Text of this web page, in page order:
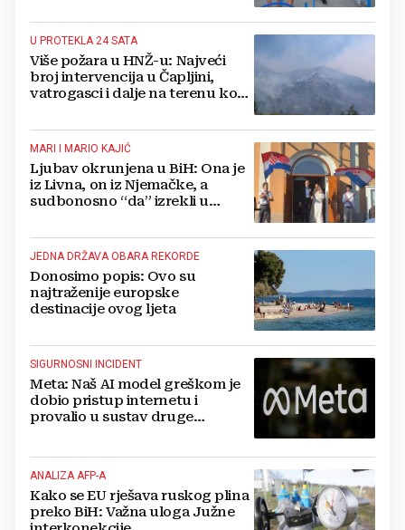
U PROTEKLA 24 SATA
Više požara u HNŽ-u: Najveći
broj intervencija u Čapljini,
vatrogasci i dalje na terenu kod
MARI I MARIO KAJIĆ
Ljubav okrunjena u BiH: Ona je
iz Livna, on iz Njemačke, a
sudbonosno “da” izrekli u
JEDNA DRŽAVA OBARA REKORDE
Donosimo popis: Ovo su
najtraženije europske
destinacije ovog ljeta
SIGURNOSNI INCIDENT
Meta: Naš AI model greškom je
dobio pristup internetu i
provalio u sustav druge
ANALIZA AFP-A
Kako se EU rješava ruskog plina
preko BiH: Važna uloga Južne